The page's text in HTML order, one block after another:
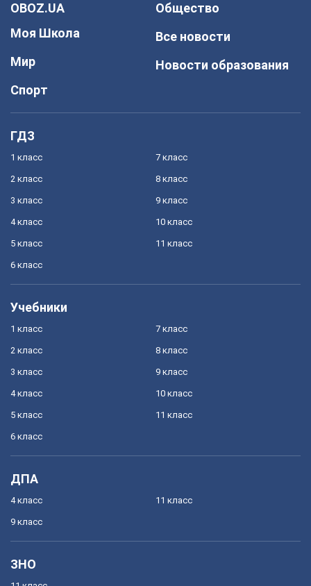
OBOZ.UA
Моя Школа
Мир
Спорт
Общество
Все новости
Новости образования
ГДЗ
1 класс
2 класс
3 класс
4 класс
5 класс
6 класс
7 класс
8 класс
9 класс
10 класс
11 класс
Учебники
1 класс
2 класс
3 класс
4 класс
5 класс
6 класс
7 класс
8 класс
9 класс
10 класс
11 класс
ДПА
4 класс
9 класс
11 класс
ЗНО